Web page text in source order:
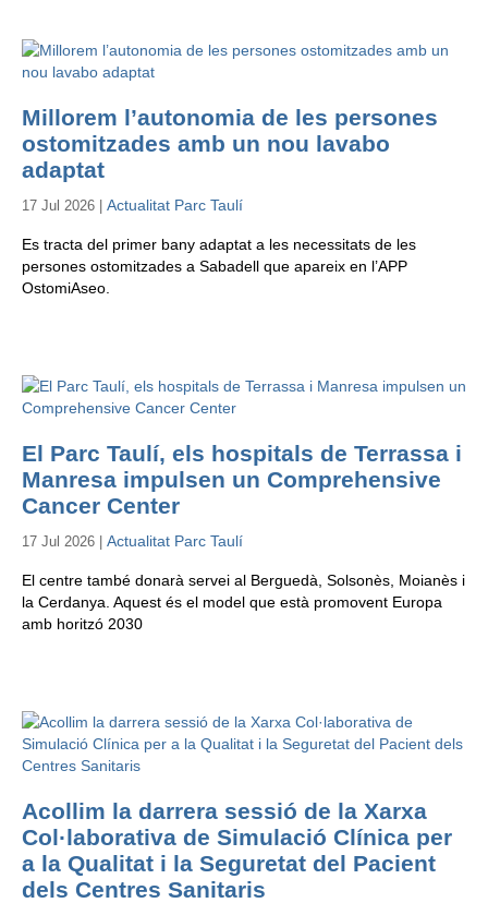
Millorem l’autonomia de les persones
ostomitzades amb un nou lavabo
adaptat
17 Jul 2026 | Actualitat Parc Taulí
Es tracta del primer bany adaptat a les necessitats de les
persones ostomitzades a Sabadell que apareix en l’APP
OstomiAseo.
El Parc Taulí, els hospitals de Terrassa i
Manresa impulsen un Comprehensive
Cancer Center
17 Jul 2026 | Actualitat Parc Taulí
El centre també donarà servei al Berguedà, Solsonès, Moianès i
la Cerdanya. Aquest és el model que està promovent Europa
amb horitzó 2030
Acollim la darrera sessió de la Xarxa
Col·laborativa de Simulació Clínica per
a la Qualitat i la Seguretat del Pacient
dels Centres Sanitaris